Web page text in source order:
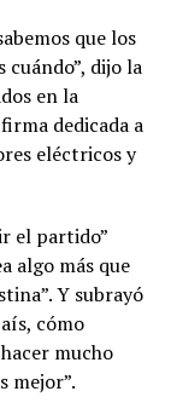
que los
cuándo”, dijo la
en la
dedicada a
eléctricos y
el partido”
algo más que
Y subrayó
cómo
mucho
mejor”.